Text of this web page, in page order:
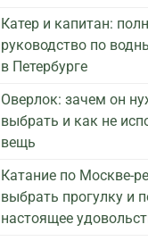
Катер и капитан:
руководство по
в Петербурге
Оверлок: зачем он
выбрать и как не
вещь
Катание по Москве-
выбрать прогулку и
настоящее